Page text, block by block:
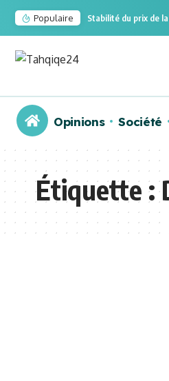
Populaire Stabilité du prix de
Opinions Société
Étiquette :